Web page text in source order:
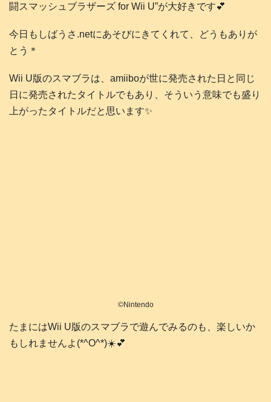
闘スマッシュブラザーズ for Wii U”が大好きです💕
今日もしばうさ.netにあそびにきてくれて、どうもありが
とう＊
Wii U版のスマブラは、amiiboが世に発売された日と同じ
日に発売されたタイトルでもあり、そういう意味でも盛り
上がったタイトルだと思います✨
©️Nintendo
たまにはWii U版のスマブラで遊んでみるのも、楽しいか
もしれませんよ(*^O^*)☀️💕